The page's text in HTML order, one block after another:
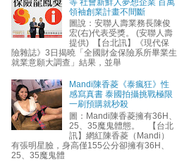
等 社會新鮮人夢想企業 百萬
領袖創業計畫不間斷
圖說：安聯人壽業務長陳俊
宏(右)代表受獎。 (安聯人壽
提供) 【台北訊】《現代保
險雜誌》3日揭曉「全國財金保險系所畢業生
就業意願大調查」結果，並舉
Mandi陳香菱《泰瘋狂》性
感寫真書 泰國拍攝挑戰極限
一刷預購就秒殺
圖：Mandi陳香菱擁有36H、
25、35魔鬼體態。 【台北
訊】網紅陳香菱（Mandi）
有張明星臉，身高僅155公分卻擁有36H、
25、35魔鬼體